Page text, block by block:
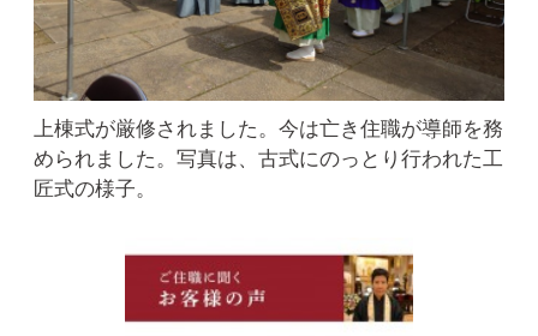
上棟式が厳修されました。今は亡き住職が導師を務
められました。写真は、古式にのっとり行われた工
匠式の様子。